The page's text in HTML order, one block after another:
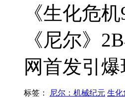
《生化危
《尼尔》
网首发引爆
标签： 尼尔：机械纪元 生化